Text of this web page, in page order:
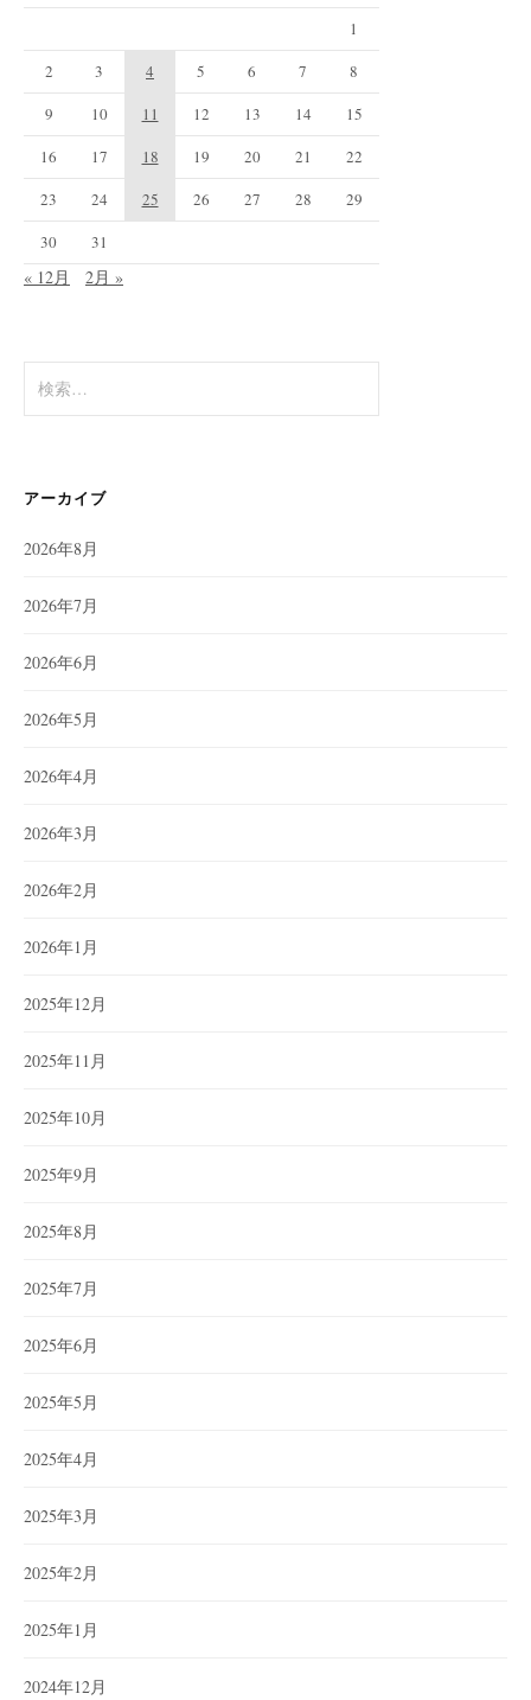
1
2
3 4 5 6 7
8
9
10 11 12 13 14
15
16
17 18 19 20 21
22
23
24 25 26 27 28
29
30
31
« 12月 2月 »
索:
アーカイブ
2026年8月
2026年7月
2026年6月
2026年5月
2026年4月
2026年3月
2026年2月
2026年1月
2025年12月
2025年11月
2025年10月
2025年9月
2025年8月
2025年7月
2025年6月
2025年5月
2025年4月
2025年3月
2025年2月
2025年1月
2024年12月